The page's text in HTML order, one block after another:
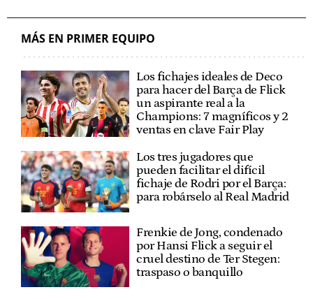
MÁS EN PRIMER EQUIPO
Los fichajes ideales de Deco
para hacer del Barça de Flick
un aspirante real a la
Champions: 7 magníficos y 2
ventas en clave Fair Play
Los tres jugadores que
pueden facilitar el difícil
fichaje de Rodri por el Barça:
para robárselo al Real Madrid
Frenkie de Jong, condenado
por Hansi Flick a seguir el
cruel destino de Ter Stegen:
traspaso o banquillo